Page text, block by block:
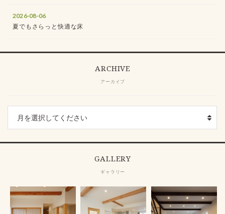
2026-08-06
夏でもさらっと快適な床
ARCHIVE
アーカイブ
GALLERY
ギャラリー